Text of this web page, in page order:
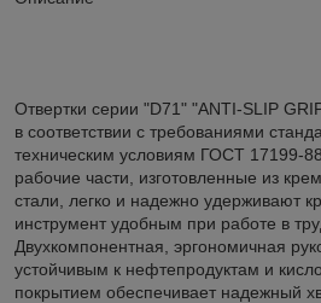
Отвертки серии "D71" "ANTI-SLIP
в соответствии с требованиями
техническим условиям ГОСТ 17199-
рабочие части, изготовленные из
стали, легко и надежно удерживают
инструмент удобным при работе в
Двухкомпонентная, эргономичная
устойчивым к нефтепродуктам и
покрытием обеспечивает надежный